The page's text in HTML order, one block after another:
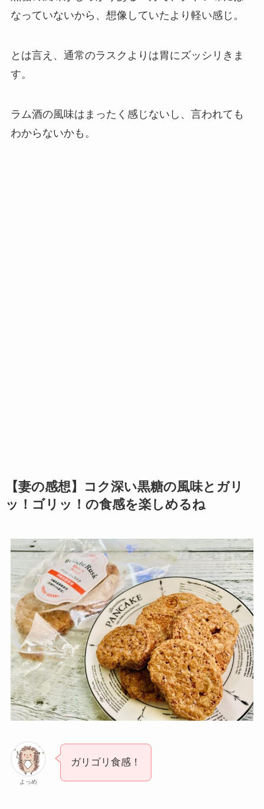
なっていないから、想像していたより軽い感じ。
とは言え、通常のラスクよりは胃にズッシリきま
す。
ラム酒の風味はまったく感じないし、言われても
わからないかも。
【妻の感想】コク深い黒糖の風味とガリ
ッ！ゴリッ！の食感を楽しめるね
よっめ
ガリゴリ食感！